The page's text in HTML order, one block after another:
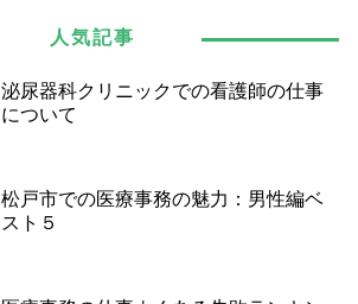
人気記事
泌尿器科クリニックでの看護師の仕事
について
松戸市での医療事務の魅力：男性編ベ
スト５